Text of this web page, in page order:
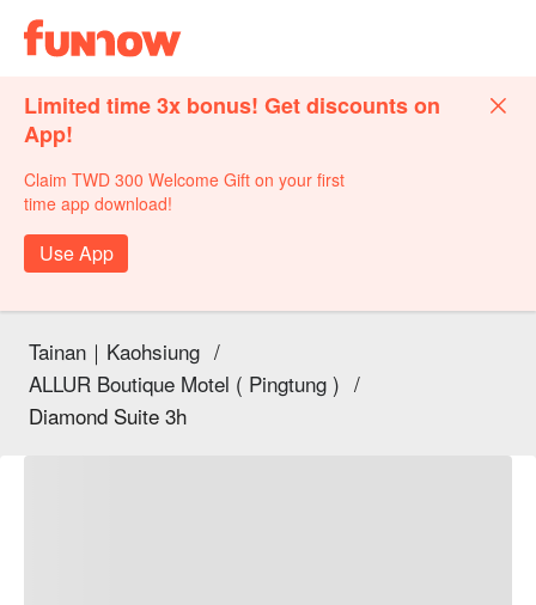
Limited time 3x bonus! Get discounts on
App!
Claim TWD 300 Welcome Gift on your first
time app download!
Use App
Tainan｜Kaohsiung /
ALLUR Boutique Motel ( Pingtung ) /
Diamond Suite 3h